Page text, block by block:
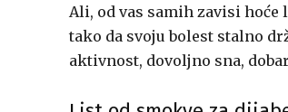
Ali, od vas samih zavisi
tako da svoju bolest stalno
aktivnost, dovoljno sna,